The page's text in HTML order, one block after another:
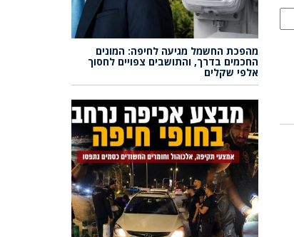
מהפכת החשמל מגיעה לחיפה: המונים
החכמים בדרך, והתושבים צפויים לחסוך
אלפי שקלים